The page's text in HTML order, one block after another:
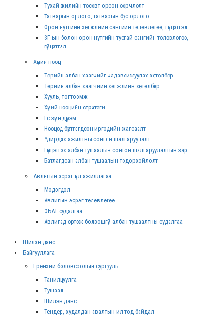
Тухай жилийн төсөвт орсон өөрчлөлт
Татварын орлого, татварын бус орлого
Орон нутгийн хөгжлийн сангийн төлөвлөгөө, гүйцэтгэл
ЗГ-ын болон орон нутгийн тусгай сангийн төлөвлөгөө,
гүйцэтгэл
Хүний нөөц
Төрийн албан хаагчийг чадавхижуулах хөтөлбөр
Төрийн албан хаагчийн хөгжлийн хөтөлбөр
Хууль, тогтоомж
Хүний нөөцийн стратеги
Ёс зүйн дүрэм
Нөөцөд бүртгэгдсэн иргэдийн жагсаалт
Удирдах ажилтны сонгон шалгаруулалт
Гүйцэтгэх албан тушаалын сонгон шалгаруулалтын зар
Батлагдсан албан тушаалын тодорхойлолт
Авлигын эсрэг үйл ажиллагаа
Мэдэгдэл
Авлигын эсрэг төлөвлөгөө
ЭБАТ судалгаа
Авлигад өртөж болзошгүй албан тушаалтны судалгаа
Шилэн данс
Байгууллага
Ерөнхий боловсролын сургууль
Танилцуулга
Тушаал
Шилэн данс
Тендер, худалдан авалтын ил тод байдал